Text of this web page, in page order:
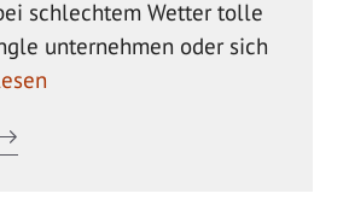
schlechtem Wetter tolle
unternehmen oder sich